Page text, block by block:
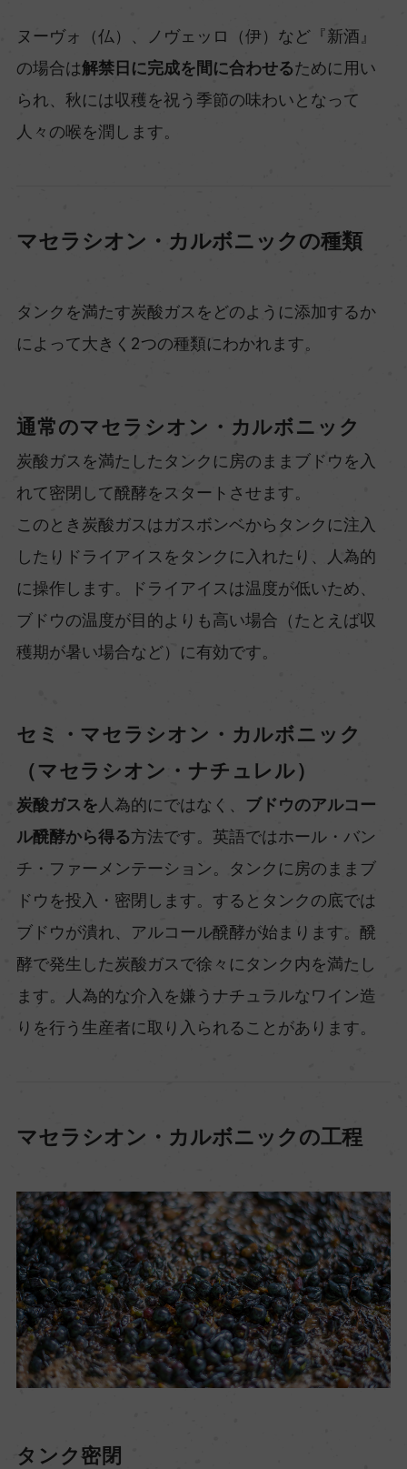
ヌーヴォ（仏）、ノヴェッロ（伊）など『新酒』
の場合は解禁日に完成を間に合わせるために用い
られ、秋には収穫を祝う季節の味わいとなって
人々の喉を潤します。
マセラシオン・カルボニックの種類
タンクを満たす炭酸ガスをどのように添加するか
によって大きく2つの種類にわかれます。
通常のマセラシオン・カルボニック
炭酸ガスを満たしたタンクに房のままブドウを入
れて密閉して醗酵をスタートさせます。
このとき炭酸ガスはガスボンベからタンクに注入
したりドライアイスをタンクに入れたり、人為的
に操作します。ドライアイスは温度が低いため、
ブドウの温度が目的よりも高い場合（たとえば収
穫期が暑い場合など）に有効です。
セミ・マセラシオン・カルボニック
（マセラシオン・ナチュレル）
炭酸ガスを人為的にではなく、 ブドウのアルコー
ル醗酵から得る方法です。英語ではホール・バン
チ・ファーメンテーション。タンクに房のままブ
ドウを投入・密閉します。するとタンクの底では
ブドウが潰れ、アルコール醗酵が始まります。醗
酵で発生した炭酸ガスで徐々にタンク内を満たし
ます。人為的な介入を嫌うナチュラルなワイン造
りを行う生産者に取り入られることがあります。
マセラシオン・カルボニックの工程
タンク密閉